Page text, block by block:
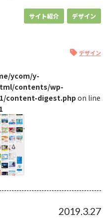
サイト紹介 デザイン
デザイン
ycom/y-
contents/wp-
content-digest.php on line
2019.3.27